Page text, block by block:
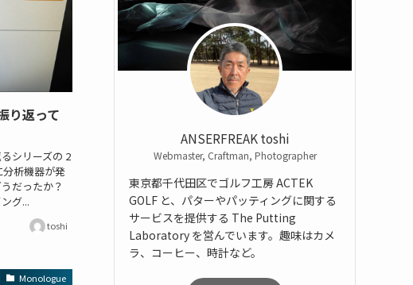
り返って
シリーズの 2
析機器が発
だったか？
グ...
toshi
Monologue
ANSERFREAK toshi
Webmaster, Craftman, Photographer
東京都千代田区でゴルフ工房 ACTEK
GOLF と、パターやパッティングに関する
サービスを提供する The Putting
Laboratory を営んでいます。趣味はカメ
ラ、コーヒー、時計など。